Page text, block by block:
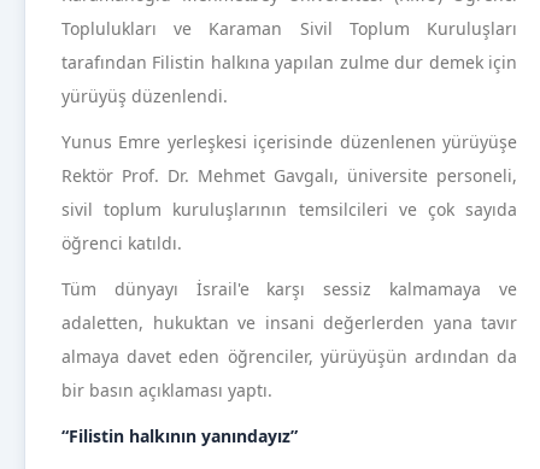
Toplulukları ve Karaman Sivil Toplum Kuruluşları
tarafından Filistin halkına yapılan zulme dur demek için
yürüyüş düzenlendi.
Yunus Emre yerleşkesi içerisinde düzenlenen yürüyüşe
Rektör Prof. Dr. Mehmet Gavgalı, üniversite personeli,
sivil toplum kuruluşlarının temsilcileri ve çok sayıda
öğrenci katıldı.
Tüm dünyayı İsrail'e karşı sessiz kalmamaya ve
adaletten, hukuktan ve insani değerlerden yana tavır
almaya davet eden öğrenciler, yürüyüşün ardından da
bir basın açıklaması yaptı.
“Filistin halkının yanındayız”